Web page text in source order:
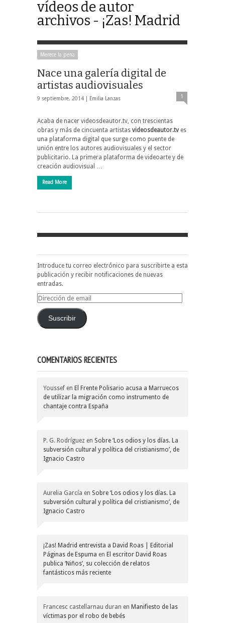
vídeos de autor
archivos - ¡Zas! Madrid
Merece la pena
Nace una galería digital de
artistas audiovisuales
9 septiembre, 2014 | Emilia Lanzas 1
Acaba de nacer videosdeautor.tv, con trescientas
obras y más de cincuenta artistas videosdeautor.tv es
una plataforma digital que surge como puente de
unión entre los autores audiovisuales y el sector
publicitario. La primera plataforma de videoarte y de
creación audiovisual …
Read More
Introduce tu correo electrónico para suscribirte a esta
publicación y recibir notificaciones de nuevas
entradas.
Dirección
emailSuscribir
COMENTARIOS RECIENTES
Youssef en El Frente Polisario acusa a Marruecos
de utilizar la migración como instrumento de
chantaje contra España
P. G. Rodríguez en Sobre ‘Los odios y los días. La
subversión cultural y política del cristianismo’, de
Ignacio Castro
Aurelia García en Sobre ‘Los odios y los días. La
subversión cultural y política del cristianismo’, de
Ignacio Castro
¡Zas! Madrid entrevista a David Roas | Editorial
Páginas de Espuma en El escritor David Roas
publica ‘Niños’, su colección de relatos
fantásticos más reciente
Francesc castellarnau duran en Manifiesto de las
víctimas por el robo de bebés